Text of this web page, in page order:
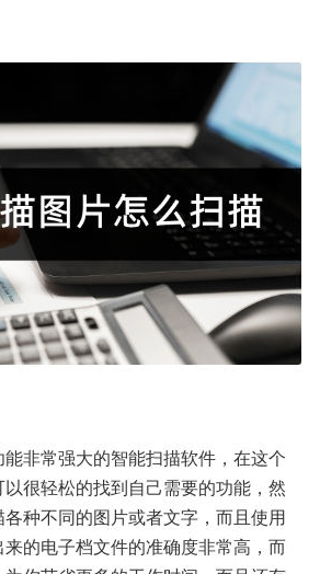
非常强大的智能扫描软件，在这个
很轻松的找到自己需要的功能，然
种不同的图片或者文字，而且使用
的电子档文件的准确度非常高，而